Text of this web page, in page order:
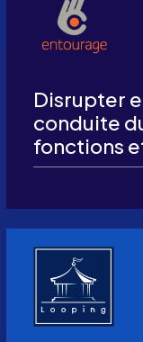
Disrupter
conduite
fonctions